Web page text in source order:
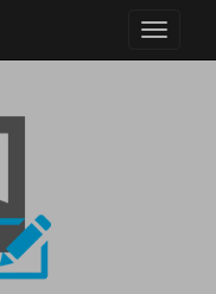
Toggle